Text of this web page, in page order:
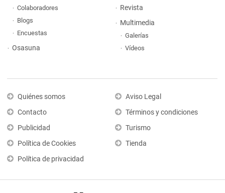
Colaboradores
Blogs
Encuestas
Osasuna
Revista
Multimedia
Galerías
Vídeos
Quiénes somos
Contacto
Publicidad
Política de Cookies
Política de privacidad
Aviso Legal
Términos y condiciones
Turismo
Tienda